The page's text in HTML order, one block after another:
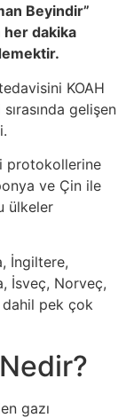
Beyindir”
her dakika
KOAH
gelişen
protokollerine
ve Çin ile
ülkeler
İngiltere,
İsveç, Norveç,
dahil pek çok
gazı